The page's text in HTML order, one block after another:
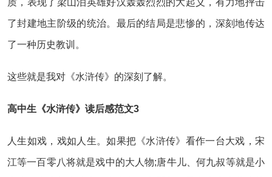
质，表现了梁山泊英雄好汉轰轰烈烈的大起义，有力地抨击
了封建地主阶级的统治。最后的结局是悲惨的，深刻地传达
了一种历史教训。
这些就是我对《水浒传》的深刻了解。
高中生《水浒传》读后感范文3
人生如戏，戏如人生。如果把《水浒传》看作一台大戏，宋
江等一百零八将就是戏中的大人物;唐牛儿、何九叔等就是小